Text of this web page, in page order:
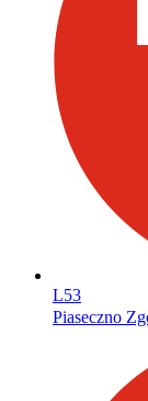
L53
Piaseczno